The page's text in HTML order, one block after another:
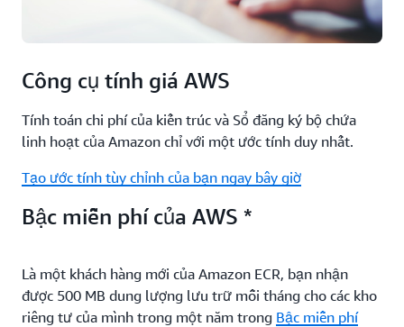
Công cụ tính giá AWS
Tính toán chi phí của kiến trúc và Sổ đăng ký bộ chứa
linh hoạt của Amazon chỉ với một ước tính duy nhất.
Tạo ước tính tùy chỉnh của bạn ngay bây giờ
Bậc miễn phí của AWS *
Là một khách hàng mới của Amazon ECR, bạn nhận
được 500 MB dung lượng lưu trữ mỗi tháng cho các kho
riêng tư của mình trong một năm trong Bậc miễn phí